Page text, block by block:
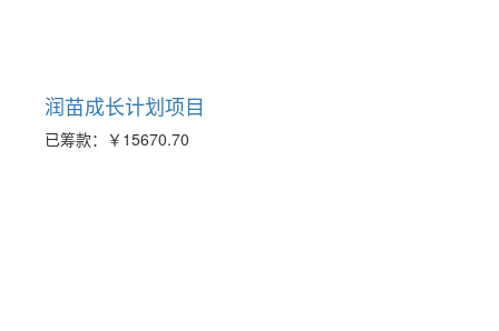
润苗成长计划项目
已筹款： ￥15670.70